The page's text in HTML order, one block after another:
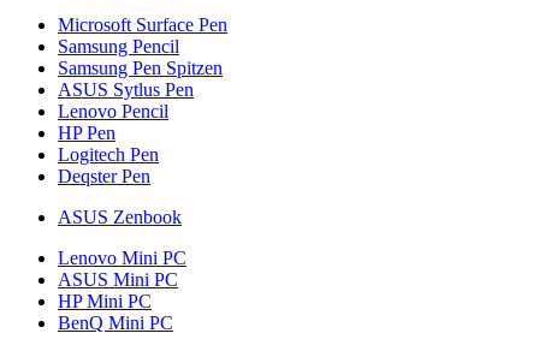
Microsoft Surface Pen
Samsung Pencil
Samsung Pen Spitzen
ASUS Sytlus Pen
Lenovo Pencil
HP Pen
Logitech Pen
Deqster Pen
ASUS Zenbook
Lenovo Mini PC
ASUS Mini PC
HP Mini PC
BenQ Mini PC